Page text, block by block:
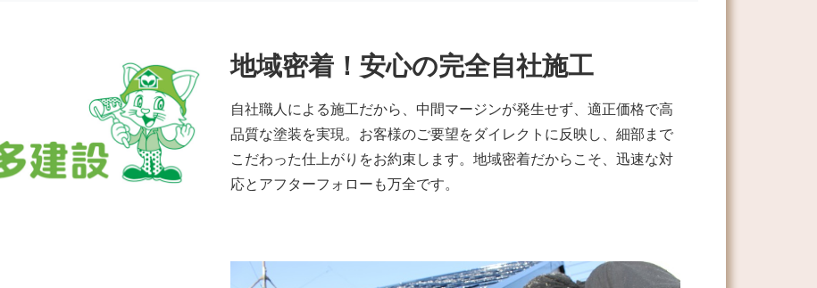
地域密着！安心の完全自社施工
自社職人による施工だから、中間マージンが発生せず、適正価格で高
品質な塗装を実現。お客様のご要望をダイレクトに反映し、細部まで
こだわった仕上がりをお約束します。地域密着だからこそ、迅速な対
応とアフターフォローも万全です。